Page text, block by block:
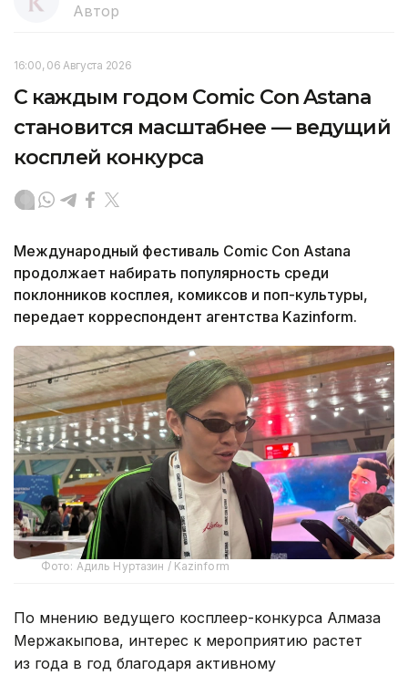
Автор
16:00, 06 Августа 2026
С каждым годом Comic Con Astana
становится масштабнее — ведущий
косплей конкурса
Международный фестиваль Comic Con Astana
продолжает набирать популярность среди
поклонников косплея, комиксов и поп-культуры,
передает корреспондент агентства Kazinform.
Фото: Адиль Нуртазин / Kazinform
По мнению ведущего косплеер-конкурса Алмаза
Мержакыпова, интерес к мероприятию растет
из года в год благодаря активному